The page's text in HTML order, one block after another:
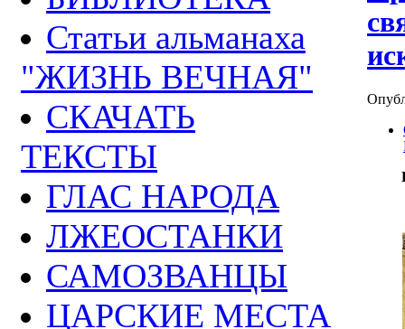
Статьи альманаха
"ЖИЗНЬ ВЕЧНАЯ"
СКАЧАТЬ
ТЕКСТЫ
ГЛАС НАРОДА
ЛЖЕОСТАНКИ
САМОЗВАНЦЫ
ЦАРСКИЕ МЕСТА